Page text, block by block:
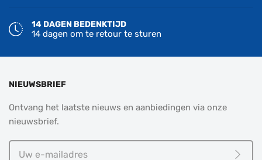
14 DAGEN BEDENKTIJD
14 dagen om te retour te sturen
NIEUWSBRIEF
Ontvang het laatste nieuws en aanbiedingen via onze
nieuwsbrief.